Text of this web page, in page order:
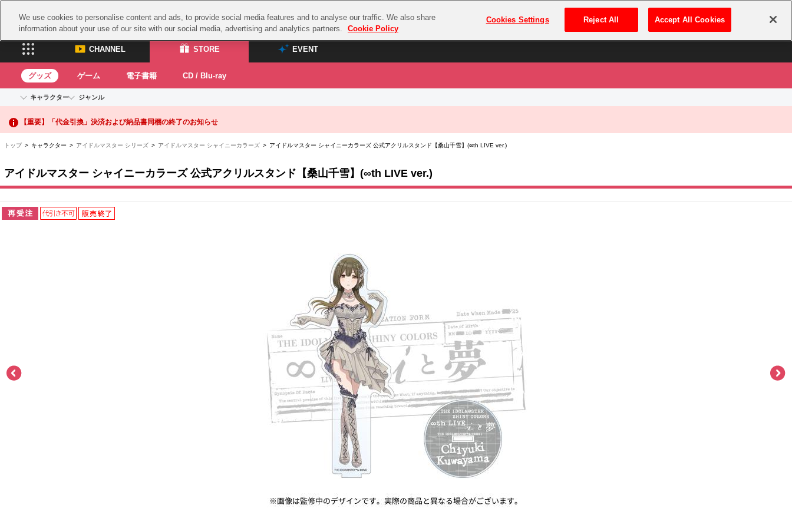
プレミアム会員とは ログイン・新規登録
CHANNEL STORE EVENT
CHANNEL
ASOBI CHANNEL TOP
STORE
ASOBI STORE TOP
ゲーム
EVENT
ASOBI TICKET
その他先行受付
グッズ ゲーム 電子書籍 CD / Blu-ray
キャラクター
アイドルマスターシリーズ
アイドルマスター シンデレラガールズ
アイドルマスター SideM
アイドルマスター シャイニーカラーズ
プロジェクトアイマス ヴイアライヴ
パックマン
ラブライブ！サンシャイン‼
ラブライブ！スーパースター!!
アイドリッシュセブン
ジャンル
イベントグッズ
【重要】二段階認証設定およびID・パスワード管理のお願い
【重要】「代金引換」決済および納品書同梱の終了のお知らせ
トップ> キャラクター > アイドルマスター シリーズ > アイドルマスター シャイニーカラーズ > アイドルマスター シャイニーカラーズ 公式アクリルスタンド【桑山千雪】(∞th LIVE ver.)
アイドルマスター シャイニーカラーズ 公式アクリルスタンド【桑山千雪】(∞th LIVE ver.)
We use cookies to personalise content and ads, to provide social media features and to analyse our traffic. We also share
information about your use of our site with our social media, advertising and analytics partners.
Cookie Policy
Cookies Settings Reject All Accept All Cookies